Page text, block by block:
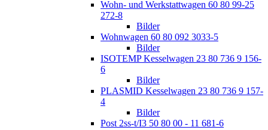
Wohn- und Werkstattwagen 60 80 99-25
272-8
Bilder
Wohnwagen 60 80 092 3033-5
Bilder
ISOTEMP Kesselwagen 23 80 736 9 156-
6
Bilder
PLASMID Kesselwagen 23 80 736 9 157-
4
Bilder
Post 2ss-t/I3 50 80 00 - 11 681-6